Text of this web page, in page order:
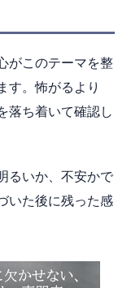
がこのテーマを整
す。怖がるより
落ち着いて確認し
るいか、不安かで
いた後に残った感